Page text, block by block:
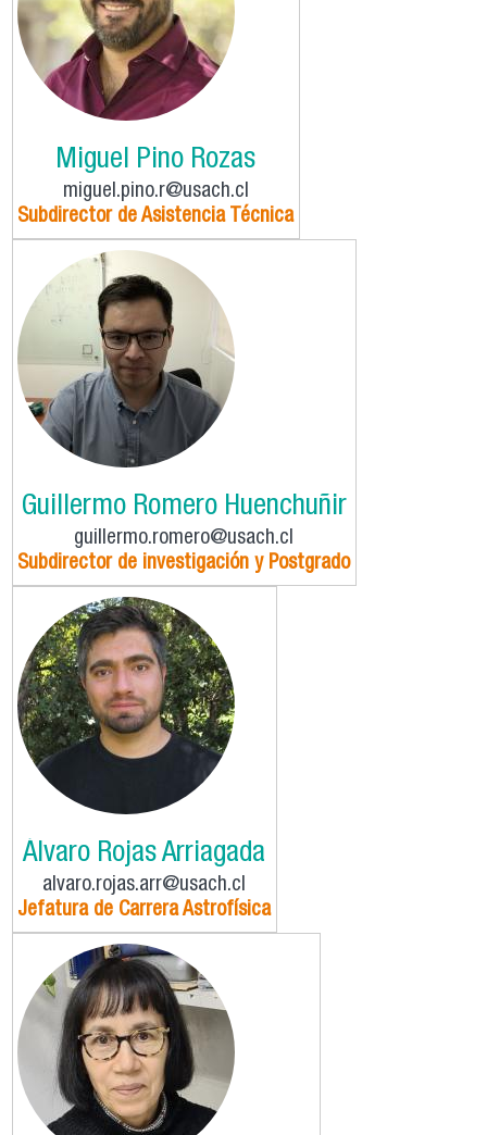
Miguel Pino Rozas
miguel.pino.r@usach.cl
Subdirector de Asistencia Técnica
Guillermo Romero Huenchuñir
guillermo.romero@usach.cl
Subdirector de investigación y Postgrado
Álvaro Rojas Arriagada
alvaro.rojas.arr@usach.cl
Jefatura de Carrera Astrofísica